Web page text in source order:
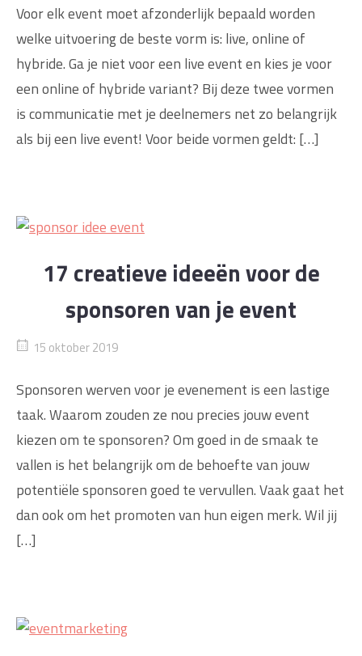
Voor elk event moet afzonderlijk bepaald worden
welke uitvoering de beste vorm is: live, online of
hybride. Ga je niet voor een live event en kies je voor
een online of hybride variant? Bij deze twee vormen
is communicatie met je deelnemers net zo belangrijk
als bij een live event! Voor beide vormen geldt: […]
17 creatieve ideeën voor de
sponsoren van je event
15 oktober 2019
Sponsoren werven voor je evenement is een lastige
taak. Waarom zouden ze nou precies jouw event
kiezen om te sponsoren? Om goed in de smaak te
vallen is het belangrijk om de behoefte van jouw
potentiële sponsoren goed te vervullen. Vaak gaat het
dan ook om het promoten van hun eigen merk. Wil jij
[…]